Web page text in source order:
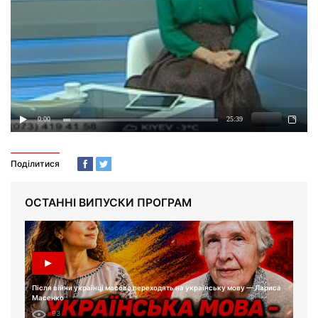
Поділитися
ОСТАННІ ВИПУСКИ ПРОГРАМ
Після війни українці масово переходять на українську мову — Лариса
Масенко
93